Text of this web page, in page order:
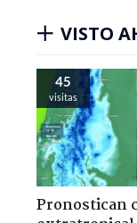
VISTO
45
visitas
Pronostican